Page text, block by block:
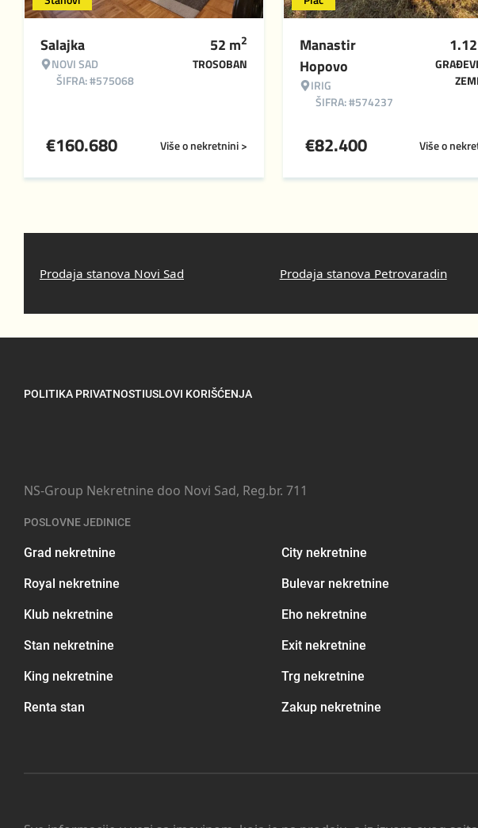
Salajka
NOVI SAD
ŠIFRA: #575068
52 m2
TROSOBAN
Više o nekretnini >
€160.680
Manastir
Hopovo
IRIG
ŠIFRA: #574237
Više o
€82.400
Prodaja stanova Novi Sad Prodaja stanova Petrovaradin
POLITIKA PRIVATNOSTIUSLOVI KORIŠĆENJA
NS-Group Nekretnine doo Novi Sad, Reg.br. 711
POSLOVNE JEDINICE
Grad nekretnine City nekretnine
Royal nekretnine Bulevar nekretnine
Klub nekretnine Eho nekretnine
Stan nekretnine Exit nekretnine
King nekretnine Trg nekretnine
Renta stan Zakup nekretnine